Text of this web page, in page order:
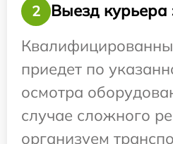
2
Выезд курьера
приедет по
осмотра
случае сложного
организуем